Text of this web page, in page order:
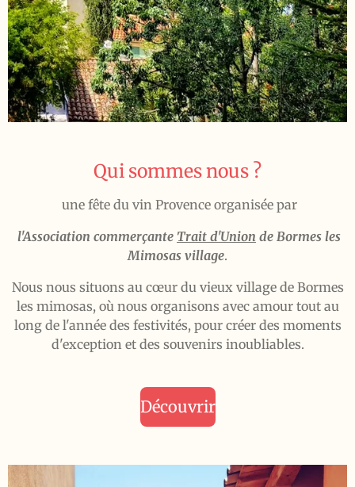
Qui sommes nous ?
une fête du vin Provence organisée par
l'Association commerçante Trait d'Union de Bormes les
Mimosas village.
Nous nous situons au cœur du vieux village de Bormes
les mimosas, où nous organisons avec amour tout au
long de l'année des festivités, pour créer des moments
d'exception et des souvenirs inoubliables.
Découvrir